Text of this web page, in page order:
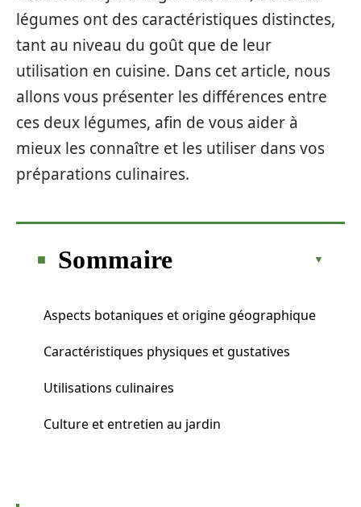
légumes ont des caractéristiques distinctes,
tant au niveau du goût que de leur
utilisation en cuisine. Dans cet article, nous
allons vous présenter les différences entre
ces deux légumes, afin de vous aider à
mieux les connaître et les utiliser dans vos
préparations culinaires.
Sommaire
Aspects botaniques et origine géographique
Caractéristiques physiques et gustatives
Utilisations culinaires
Culture et entretien au jardin